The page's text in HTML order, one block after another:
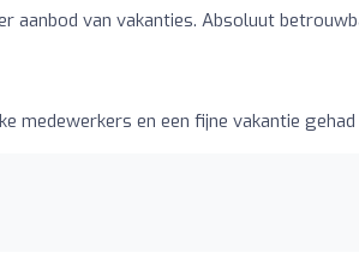
aanbod van vakanties. Absoluut
medewerkers en een fijne vakantie gehad